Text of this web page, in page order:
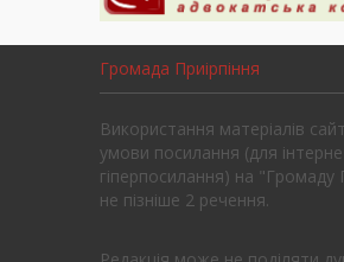
Громада Приірпіння
Використання матеріалів
умови посилання (для
гіперпосилання) на "Громаду
не пізніше 2 речення.